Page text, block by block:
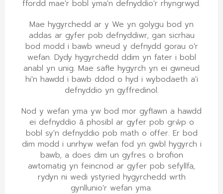
ffordd mae'r bobl yma'n defnyddio'r rhyngrwyd.
Mae hygyrchedd ar y We yn golygu bod yn
addas ar gyfer pob defnyddiwr, gan sicrhau
bod modd i bawb wneud y defnydd gorau o'r
wefan. Dydy hygyrchedd ddim yn fater i bobl
anabl yn unig. Mae safle hygyrch yn ei gwneud
hi'n hawdd i bawb ddod o hyd i wybodaeth a'i
defnyddio yn gyffredinol.
Nod y wefan yma yw bod mor gyflawn a hawdd
ei defnyddio â phosibl ar gyfer pob grŵp o
bobl sy'n defnyddio pob math o offer. Er bod
dim modd i unrhyw wefan fod yn gwbl hygyrch i
bawb, a does dim un gyfres o brofion
awtomatig yn feincnod ar gyfer pob sefyllfa,
rydyn ni wedi ystyried hygyrchedd wrth
gynllunio'r wefan yma.